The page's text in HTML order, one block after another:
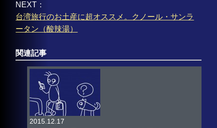
NEXT：
台湾旅行のお土産に超オススメ。クノール・サンラ
ータン（酸辣湯）
関連記事
2015.12.17